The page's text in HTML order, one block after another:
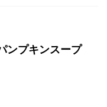
ンプキンスープ